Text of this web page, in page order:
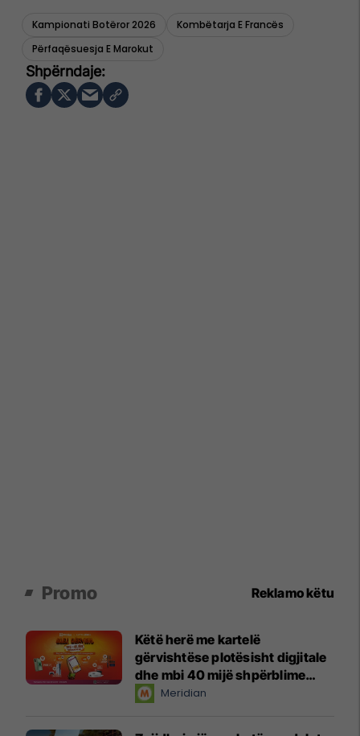
Kampionati Botëror 2026
Kombëtarja E Francës
Përfaqësuesja E Marokut
Promo Reklamo këtu
Këtë herë me kartelë
gërvishtëse plotësisht digjitale
dhe mbi 40 mijë shpërblime
instant!Meridian